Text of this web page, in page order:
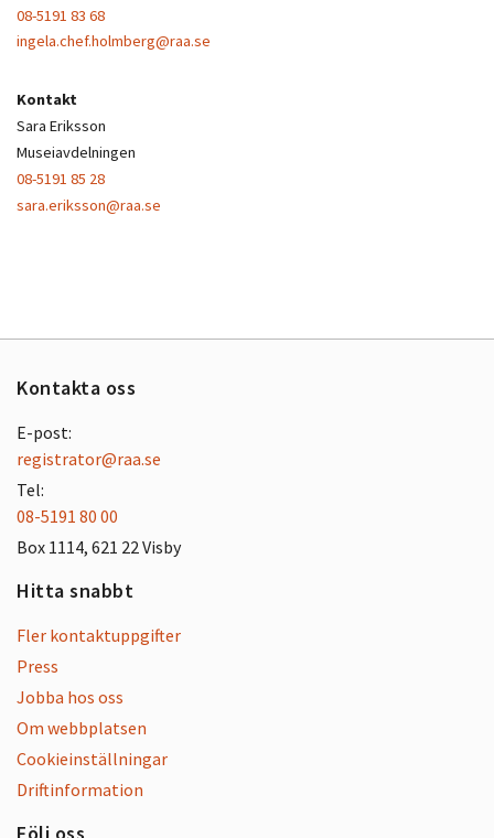
08-5191 83 68
ingela.chef.holmberg@raa.se
Kontakt
Sara Eriksson
Museiavdelningen
08-5191 85 28
sara.eriksson@raa.se
Kontakta oss
E-post:
registrator@raa.se
Tel:
08-5191 80 00
Box 1114, 621 22 Visby
Hitta snabbt
Fler kontaktuppgifter
Press
Jobba hos oss
Om webbplatsen
Cookieinställningar
Driftinformation
Följ oss